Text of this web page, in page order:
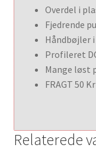
Overdel i
Fjedrende
Håndbøjler
Profileret
Mange løst
FRAGT 50 Kr
Relaterede